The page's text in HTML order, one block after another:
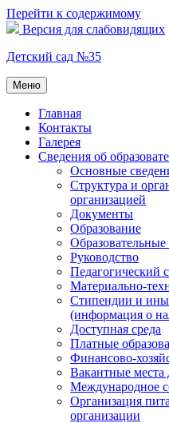
Перейти к содержимому
Версия для слабовидящих
Детский сад №35
Меню
Главная
Контакты
Галерея
Сведения об
Основные
Структура и
организацией
Документы
Образование
Руководство
Педагогический
Материально-
Стипендии и
(информация о
Доступная среда
Платные
Финансово-
Вакантные места
Международное
Организация
организации